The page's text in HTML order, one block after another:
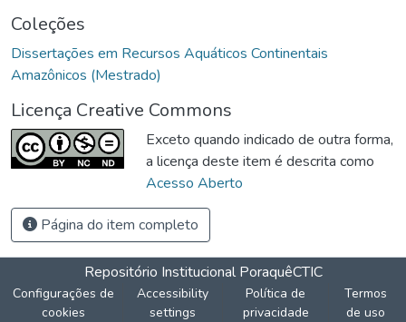
Coleções
Dissertações em Recursos Aquáticos Continentais
Amazônicos (Mestrado)
Licença Creative Commons
Exceto quando indicado de outra forma,
a licença deste item é descrita como
Acesso Aberto
Página do item completo
Repositório Institucional PoraquêCTIC
Configurações de
cookies
Accessibility
settings
Política de
privacidade
Termos
de uso